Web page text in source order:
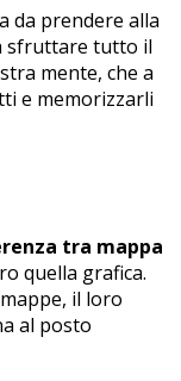
da prendere alla
sfruttare tutto il
mente, che a
e memorizzarli
tra mappa
quella grafica.
il loro
al posto